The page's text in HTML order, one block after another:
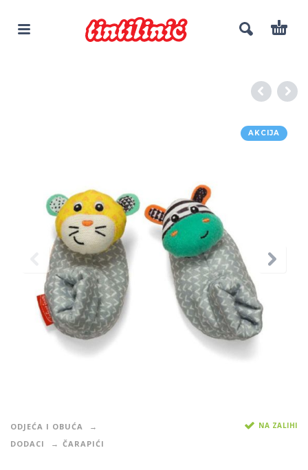
AKCIJA
ODJEĆA I OBUĆA
DODACI
ČARAPIĆI
NA ZALIHI